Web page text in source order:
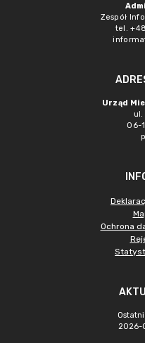
Zespół
tel.
Urząd
ul.
06-
Ochrona
2026-